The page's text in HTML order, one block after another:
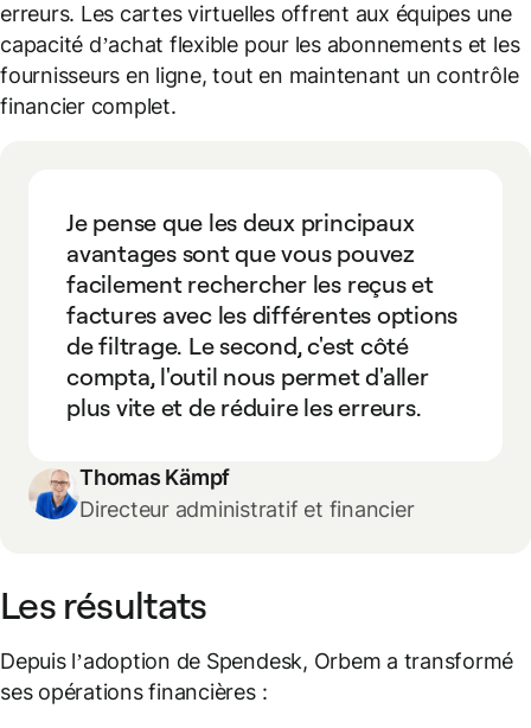
erreurs. Les cartes virtuelles offrent aux équipes une
capacité d’achat flexible pour les abonnements et les
fournisseurs en ligne, tout en maintenant un contrôle
financier complet.
Je pense que les deux principaux
avantages sont que vous pouvez
facilement rechercher les reçus et
factures avec les différentes options
de filtrage. Le second, c'est côté
compta, l'outil nous permet d'aller
plus vite et de réduire les erreurs.
Thomas Kämpf
Directeur administratif et financier
Les résultats
Depuis l’adoption de Spendesk, Orbem a transformé
ses opérations financières :